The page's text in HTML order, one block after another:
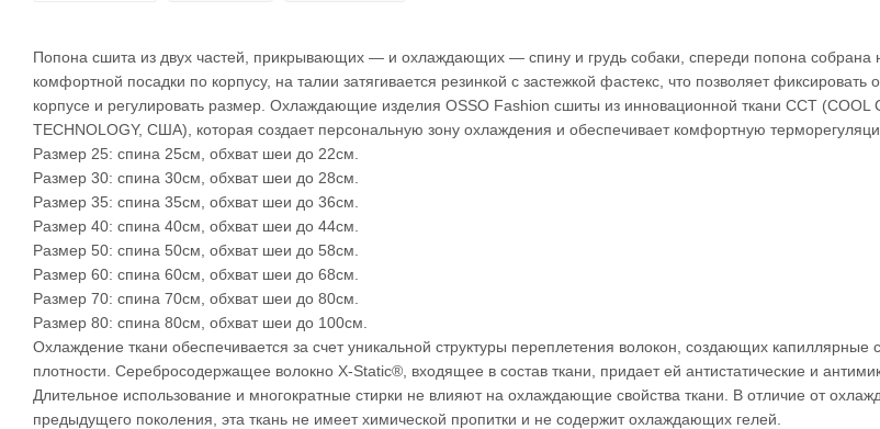
Попона сшита из двух частей, прикрывающих ― и охлаждающих ― спину и грудь собаки, спереди попона собрана
комфортной посадки по корпусу, на талии затягивается резинкой с застежкой фастекс, что позволяет фиксировать
корпусе и регулировать размер. Охлаждающие изделия OSSO Fashion сшиты из инновационной ткани ССТ (COOL
TECHNOLOGY, США), которая создает персональную зону охлаждения и обеспечивает комфортную
Размер 25: спина 25см, обхват шеи до 22см.
Размер 30: спина 30см, обхват шеи до 28см.
Размер 35: спина 35см, обхват шеи до 36см.
Размер 40: спина 40см, обхват шеи до 44см.
Размер 50: спина 50см, обхват шеи до 58см.
Размер 60: спина 60см, обхват шеи до 68см.
Размер 70: спина 70см, обхват шеи до 80см.
Размер 80: спина 80см, обхват шеи до 100см.
Охлаждение ткани обеспечивается за счет уникальной структуры переплетения волокон, создающих капиллярные
плотности. Серебросодержащее волокно X-Static®, входящее в состав ткани, придает ей антистатические и
Длительное использование и многократные стирки не влияют на охлаждающие свойства ткани. В отличие от
предыдущего поколения, эта ткань не имеет химической пропитки и не содержит охлаждающих гелей.